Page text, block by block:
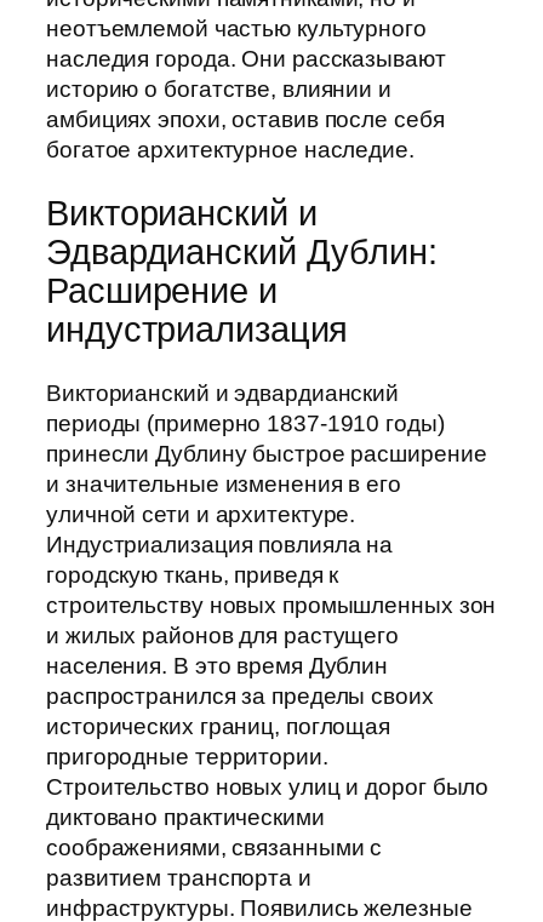
неотъемлемой частью культурного
наследия города. Они рассказывают
историю о богатстве, влиянии и
амбициях эпохи, оставив после себя
богатое архитектурное наследие.
Викторианский и
Эдвардианский Дублин:
Расширение и
индустриализация
Викторианский и эдвардианский
периоды (примерно 1837-1910 годы)
принесли Дублину быстрое расширение
и значительные изменения в его
уличной сети и архитектуре.
Индустриализация повлияла на
городскую ткань, приведя к
строительству новых промышленных зон
и жилых районов для растущего
населения. В это время Дублин
распространился за пределы своих
исторических границ, поглощая
пригородные территории.
Строительство новых улиц и дорог было
диктовано практическими
соображениями, связанными с
развитием транспорта и
инфраструктуры. Появились железные